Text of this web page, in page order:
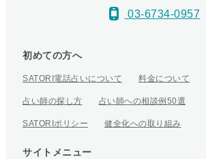
03-6734-0957
初めての方へ
SATORI電話占いについて 料金について
占い師の探し方 占い師への相談例50選
SATORIポリシー 健全化への取り組み
サイトメニュー